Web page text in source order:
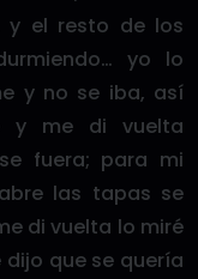
y el resto de los
yo lo
y no se iba, así
y me di vuelta
fuera; para mi
las tapas se
di vuelta lo miré
dijo que se quería